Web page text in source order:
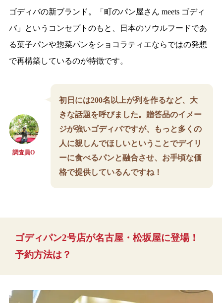
ゴディバの新ブランド。「町のパン屋さん meets ゴディ
バ」というコンセプトのもと、日本のソウルフードであ
る菓子パンや惣菜パンをショコラティエならではの発想
で再構築しているのが特徴です。
調査員O
初日には200名以上が列を作るなど、大
きな話題を呼びました。贈答品のイメー
ジが強いゴディバですが、もっと多くの
人に親しんでほしいということでデイリ
ーに食べるパンと融合させ、お手頃な価
格で提供しているんですね！
ゴディパン2号店が名古屋・松坂屋に登場！
予約方法は？